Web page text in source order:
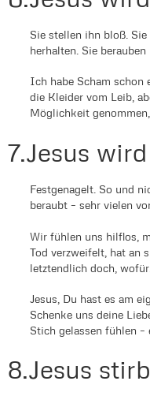
Sie stellen ihn bloß.
herhalten. Sie
Ich habe Scham
die Kleider vom Leib,
Möglichkeit
7.Jesus
Festgenagelt. So und
beraubt – sehr vielen
Wir fühlen uns hilflos,
Tod verzweifelt, hat an
letztendlich doch,
Jesus, Du hast es am
Schenke uns deine
Stich gelassen fühlen –
8.Jesus